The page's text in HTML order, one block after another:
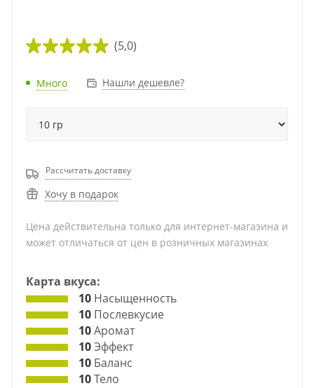
(5,0)
Много Нашли дешевле?
Рассчитать доставку
Хочу в подарок
Цена действительна только для интернет-магазина и
может отличаться от цен в розничных магазинах
Карта вкуса:
10 Насыщенность
10 Послевкусие
10Аромат
10Эффект
10 Баланс
10Тело